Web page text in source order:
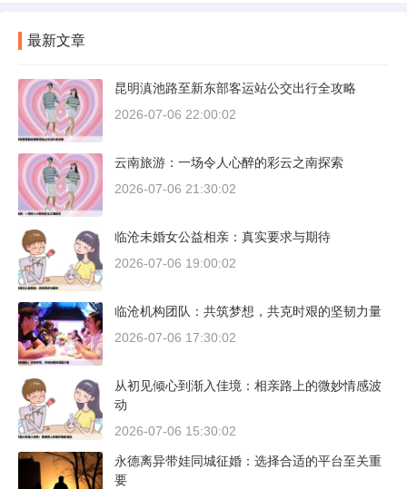
最新文章
昆明滇池路至新东部客运站公交出行全攻略
2026-07-06 22:00:02
云南旅游：一场令人心醉的彩云之南探索
2026-07-06 21:30:02
临沧未婚女公益相亲：真实要求与期待
2026-07-06 19:00:02
临沧机构团队：共筑梦想，共克时艰的坚韧力量
2026-07-06 17:30:02
从初见倾心到渐入佳境：相亲路上的微妙情感波
动
2026-07-06 15:30:02
永德离异带娃同城征婚：选择合适的平台至关重
要